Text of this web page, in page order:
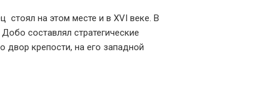
стоял на этом месте и в XVI веке. В
составлял стратегические
двор крепости, на его западной